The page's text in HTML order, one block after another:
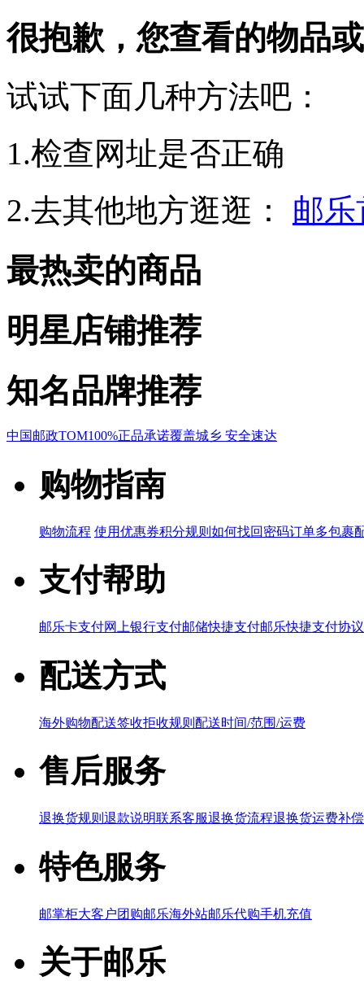
很抱歉，您查看的物品
试试下面几种方法吧：
1.检查网址是否正确
2.去其他地方逛逛：
邮
最热卖的商品
明星店铺推荐
知名品牌推荐
中国邮政TOM100%正品承诺覆盖城乡 安全速达
购物指南
购物流程 使用优惠券积分规则 如何找回密码订单多包裹
支付帮助
邮乐卡支付网上银行支付邮储快捷支付邮乐快捷支付协议
配送方式
海外购物配送签收拒收规则 配送时间/范围/运费
售后服务
退换货规则 退款说明联系客服退换货流程退换货运费补
特色服务
邮掌柜大客户团购邮乐海外站邮乐代购手机充值
关于邮乐